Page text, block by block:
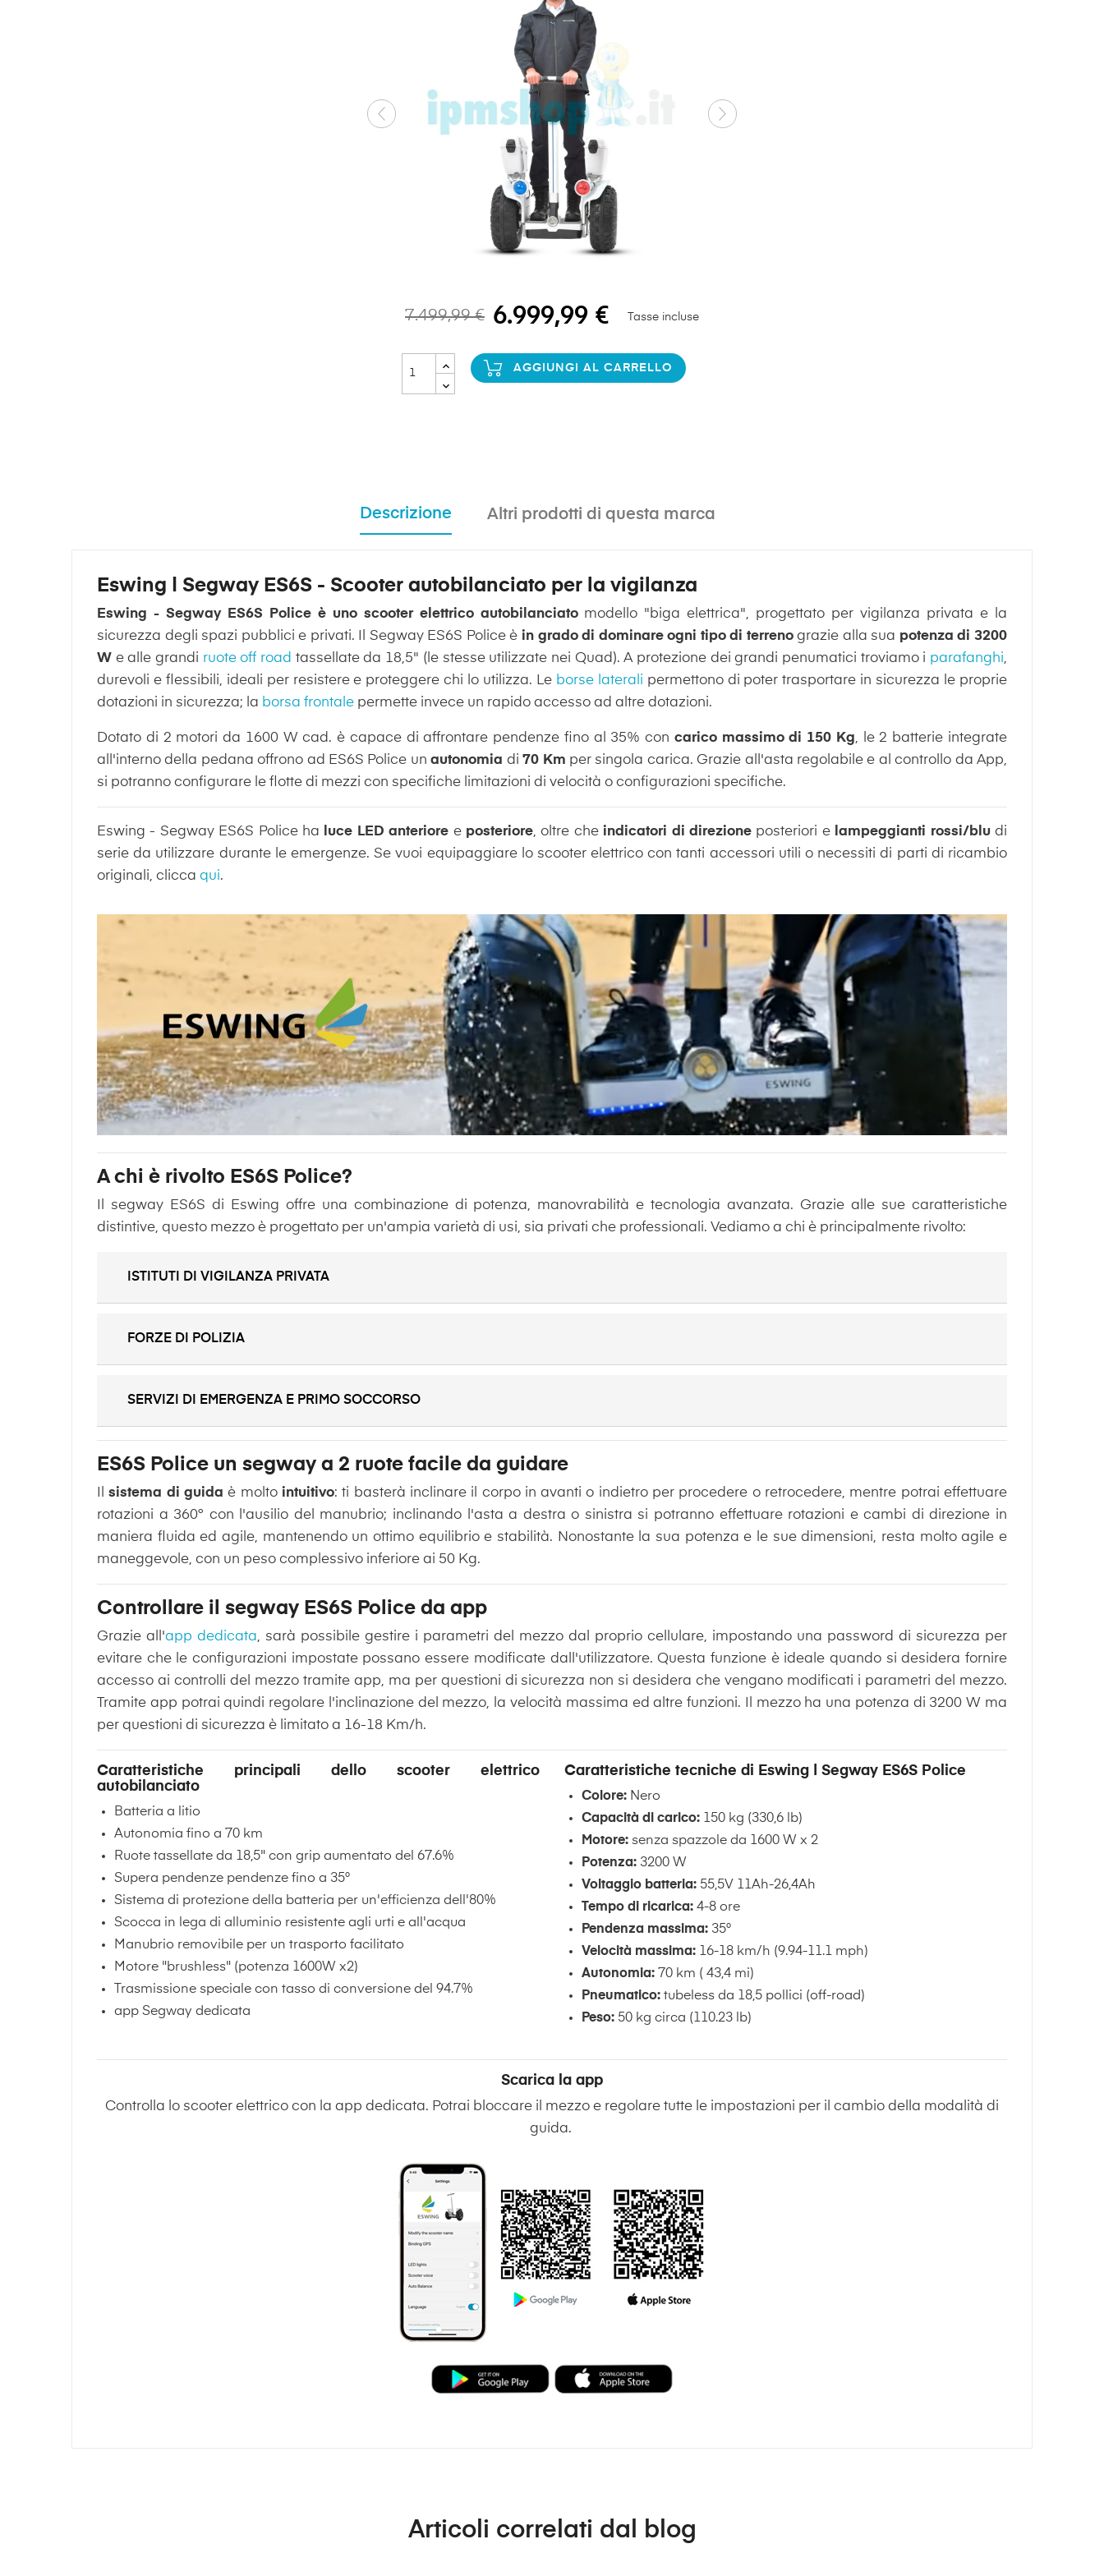
7.499,99 € 6.999,99 € Tasse incluse
AGGIUNGI AL CARRELLO
Descrizione Altri prodotti di questa marca
Eswing | Segway ES6S - Scooter autobilanciato per la vigilanza
Eswing - Segway ES6S Police è uno scooter elettrico autobilanciatomodello "biga elettrica", progettato per vigilanza privata e la
sicurezza degli spazi pubblici e privati. Il Segway ES6S Police è in grado di dominare ogni tipo di terrenograzie alla sua potenza di 3200
W e alle grandi ruote off road tassellate da 18,5" (le stesse utilizzate nei Quad). A protezione dei grandi penumatici troviamo i parafanghi,
durevoli e flessibili, ideali per resistere e proteggere chi lo utilizza. Le borse laterali permettono di poter trasportare in sicurezza le proprie
dotazioni in sicurezza; la borsa frontale permette invece un rapido accesso ad altre dotazioni.
Dotato di 2 motori da 1600 W cad. è capace di affrontare pendenze fino al 35% con carico massimo di 150 Kg, le 2 batterie integrate
all'interno della pedana offrono ad ES6S Police unautonomia di70 Km per singola carica. Grazie all'asta regolabile e al controllo da App,
si potranno configurare le flotte di mezzi con specifiche limitazioni di velocità o configurazioni specifiche.
Eswing - Segway ES6S Police ha luce LED anteriore e posteriore, oltre che indicatori di direzione posteriori e lampeggianti rossi/blu di
serie da utilizzare durante le emergenze. Se vuoi equipaggiare lo scooter elettrico con tanti accessori utili o necessiti di parti di ricambio
originali, clicca qui.
A chi è rivolto ES6S Police?
Il segway ES6S di Eswing offre una combinazione di potenza, manovrabilità e tecnologia avanzata. Grazie alle sue caratteristiche
distintive, questo mezzo è progettato per un'ampia varietà di usi, sia privati che professionali. Vediamo a chi è principalmente rivolto:
ISTITUTI DI VIGILANZA PRIVATA
FORZE DI POLIZIA
SERVIZI DI EMERGENZA E PRIMO SOCCORSO
ES6S Police un segway a 2 ruote facile da guidare
Ilsistema di guida è molto intuitivo: ti basterà inclinare il corpo in avanti o indietro per procedere o retrocedere, mentre potrai effettuare
rotazioni a 360° con l'ausilio del manubrio; inclinando l'asta a destra o sinistra si potranno effettuare rotazioni e cambi di direzione in
maniera fluida ed agile, mantenendo un ottimo equilibrio e stabilità. Nonostante la sua potenza e le sue dimensioni, resta molto agile e
maneggevole, con un peso complessivo inferiore ai 50 Kg.
Controllare il segway ES6S Police da app
Grazie all'app dedicata, sarà possibile gestire i parametri del mezzo dal proprio cellulare, impostando una password di sicurezza per
evitare che le configurazioni impostate possano essere modificate dall'utilizzatore. Questa funzione è ideale quando si desidera fornire
accesso ai controlli del mezzo tramite app, ma per questioni di sicurezza non si desidera che vengano modificati i parametri del mezzo.
Tramite app potrai quindi regolare l'inclinazione del mezzo, la velocità massima ed altre funzioni. Il mezzo ha una potenza di 3200 W ma
per questioni di sicurezza è limitato a 16-18 Km/h.
Caratteristiche principali dello scooter elettrico
autobilanciato
Batteria a litio
Autonomia fino a 70 km
Ruote tassellate da 18,5" con grip aumentato del 67.6%
Supera pendenze pendenze fino a 35°
Sistema di protezione della batteria per un'efficienza dell'80%
Scocca in lega di alluminio resistente agli urti e all'acqua
Manubrio removibile per un trasporto facilitato
Motore "brushless" (potenza 1600W x2)
Trasmissione speciale con tasso di conversione del 94.7%
app Segway dedicata
Caratteristiche tecniche di Eswing | Segway ES6S Police
Colore:Nero
Capacità di carico:150 kg (330,6 lb)
Motore:senza spazzole da 1600 W x 2
Potenza:3200 W
Voltaggio batteria:55,5V 11Ah-26,4Ah
Tempo di ricarica:4-8 ore
Pendenza massima: 35°
Velocità massima: 16-18 km/h (9.94-11.1 mph)
Autonomia: 70 km ( 43,4 mi)
Pneumatico:tubeless da 18,5 pollici (off-road)
Peso: 50 kg circa (110.23 lb)
Scarica la app
Controlla lo scooter elettrico con la app dedicata. Potrai bloccare il mezzo e regolare tutte le impostazioni per il cambio della modalità di
guida.
Articoli correlati dal blog